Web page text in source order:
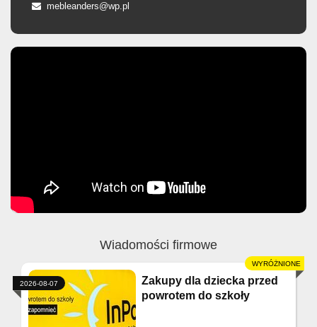
mebleanders@wp.pl
Wiadomości firmowe
Zakupy dla dziecka przed
powrotem do szkoły
2026-08-07